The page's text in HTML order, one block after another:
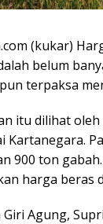
(kukar)
belum
terpaksa
itu dilihat
Kartanegara.
900 ton
harga beras
Giri Agung,